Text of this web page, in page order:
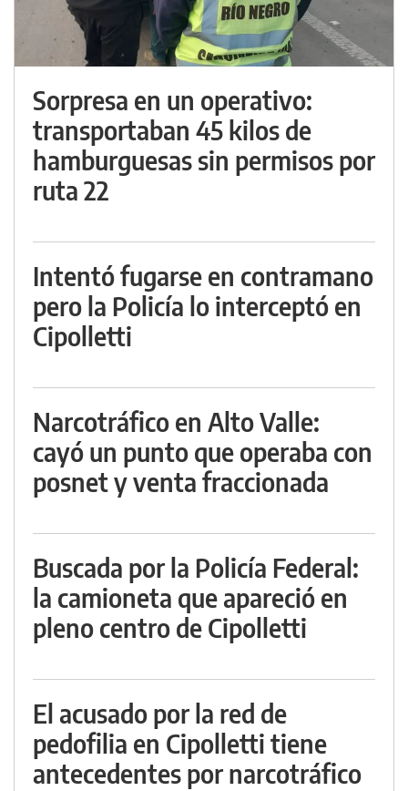
Sorpresa en un operativo:
transportaban 45 kilos de
hamburguesas sin permisos por
ruta 22
Intentó fugarse en contramano
pero la Policía lo interceptó en
Cipolletti
Narcotráfico en Alto Valle:
cayó un punto que operaba con
posnet y venta fraccionada
Buscada por la Policía Federal:
la camioneta que apareció en
pleno centro de Cipolletti
El acusado por la red de
pedofilia en Cipolletti tiene
antecedentes por narcotráfico